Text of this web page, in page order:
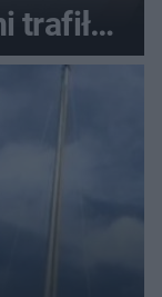
trafiła